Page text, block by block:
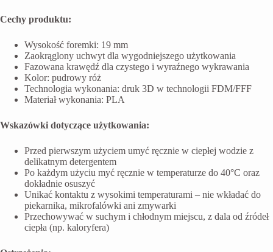
Cechy produktu:
Wysokość foremki: 19 mm
Zaokrąglony uchwyt dla wygodniejszego użytkowania
Fazowana krawędź dla czystego i wyraźnego wykrawania
Kolor: pudrowy róż
Technologia wykonania: druk 3D w technologii FDM/FFF
Materiał wykonania: PLA
Wskazówki dotyczące użytkowania:
Przed pierwszym użyciem umyć ręcznie w ciepłej wodzie z
delikatnym detergentem
Po każdym użyciu myć ręcznie w temperaturze do 40°C oraz
dokładnie osuszyć
Unikać kontaktu z wysokimi temperaturami – nie wkładać do
piekarnika, mikrofalówki ani zmywarki
Przechowywać w suchym i chłodnym miejscu, z dala od źródeł
ciepła (np. kaloryfera)